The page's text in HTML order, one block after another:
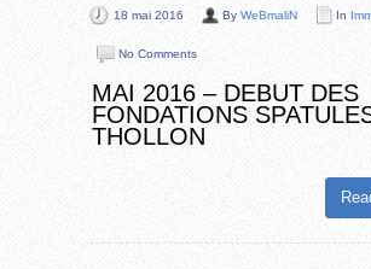
18 mai 2016 By WeBmaliN In
No Comments
MAI 2016 – DEBUT DES
FONDATIONS
THOLLON